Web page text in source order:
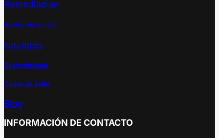
Remediación
Nanoburbujas + O.D.
Nosotros
Sostenibilidad
Casos de éxito
Blog
INFORMACIÓN DE CONTACTO